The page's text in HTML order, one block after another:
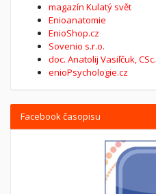
magazín Kulatý svět
Enioanatomie
EnioShop.cz
Sovenio s.r.o.
doc. Anatolij Vasiľčuk, CSc.
enioPsychologie.cz
Facebook časopisu